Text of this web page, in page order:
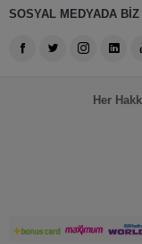
SOSYAL MEDYADA BİZ
Her